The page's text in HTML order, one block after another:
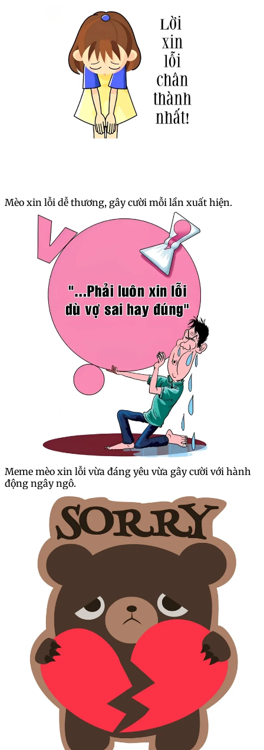
Mèo xin lỗi dễ thương, gây cười mỗi lần xuất hiện.
Meme mèo xin lỗi vừa đáng yêu vừa gây cười với hành
động ngây ngô.